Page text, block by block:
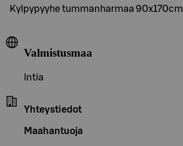
Kylpypyyhe tummanharmaa 90x170cm
Valmistusmaa
Intia
Yhteystiedot
Maahantuoja